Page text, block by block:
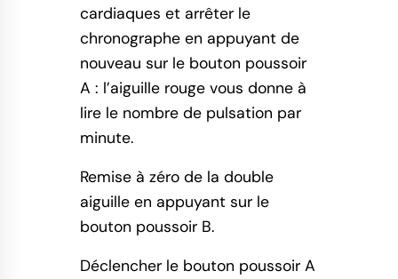
cardiaques et arrêter le
chronographe en appuyant de
nouveau sur le bouton poussoir
A : l’aiguille rouge vous donne à
lire le nombre de pulsation par
minute.
Remise à zéro de la double
aiguille en appuyant sur le
bouton poussoir B.
Déclencher le bouton poussoir A